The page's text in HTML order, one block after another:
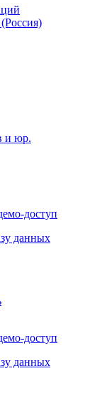
рынка
и юр.
данных
данных